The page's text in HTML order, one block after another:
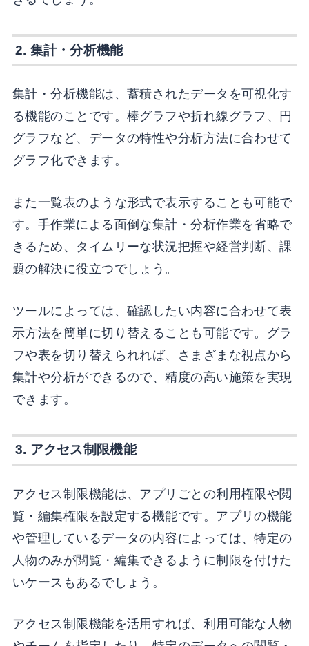
2. 集計・分析機能
集計・分析機能は、蓄積されたデータを可視化す
る機能のことです。棒グラフや折れ線グラフ、円
グラフなど、データの特性や分析方法に合わせて
グラフ化できます。
また一覧表のような形式で表示することも可能で
す。手作業による面倒な集計・分析作業を省略で
きるため、タイムリーな状況把握や経営判断、課
題の解決に役立つでしょう。
ツールによっては、確認したい内容に合わせて表
示方法を簡単に切り替えることも可能です。グラ
フや表を切り替えられれば、さまざまな視点から
集計や分析ができるので、精度の高い施策を実現
できます。
3. アクセス制限機能
アクセス制限機能は、アプリごとの利用権限や閲
覧・編集権限を設定する機能です。アプリの機能
や管理しているデータの内容によっては、特定の
人物のみが閲覧・編集できるように制限を付けた
いケースもあるでしょう。
アクセス制限機能を活用すれば、利用可能な人物